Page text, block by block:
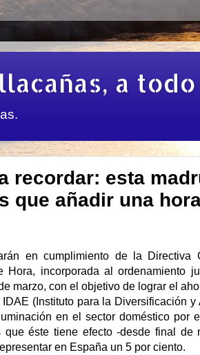
a
recordar: esta
que añadir una
en cumplimiento de la Directiva
Hora, incorporada al ordenamiento
marzo, con el objetivo de lograr el
(Instituto para la Diversificación y
en el sector doméstico por
que éste tiene efecto -desde final de
en España un 5 por ciento.